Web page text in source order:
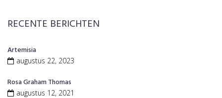
RECENTE BERICHTEN
Artemisia
augustus 22, 2023
Rosa Graham Thomas
augustus 12, 2021